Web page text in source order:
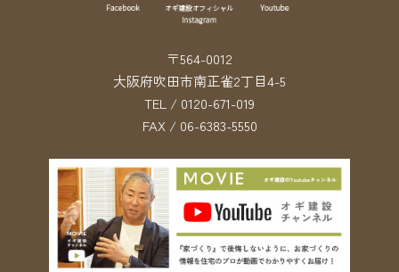
〒564-0012
大阪府吹田市南正雀2丁目4-5
TEL / 0120-671-019
FAX / 06-6383-5550